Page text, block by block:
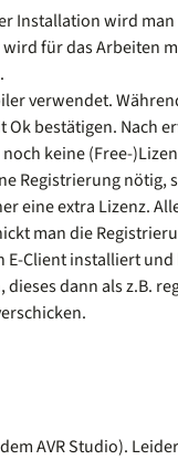
Installation wird
für das Arbeiten
verwendet.
Ok bestätigen. Nach
keine (Free-
Registrierung nötig,
eine extra Lizenz.
man die
E-Client installiert
dann als z.B.
AVR Studio).